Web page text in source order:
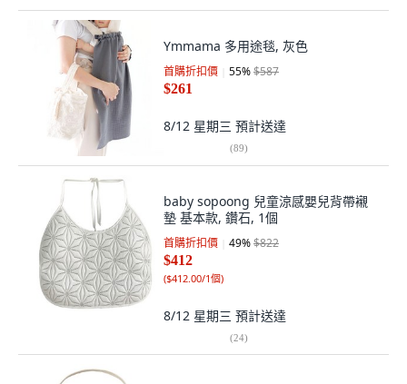
Ymmama 多用途毯, 灰色
首購折扣價 55%$587
$261
8/12 星期三 預計送達
(89)
baby sopoong 兒童涼感嬰兒背帶襯
墊 基本款, 鑽石, 1個
首購折扣價 49%$822
$412
($412.00/1個)
8/12 星期三 預計送達
(24)